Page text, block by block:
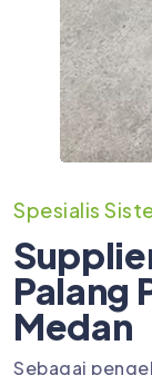
Spesialis
Palang
Medan
Sebagai